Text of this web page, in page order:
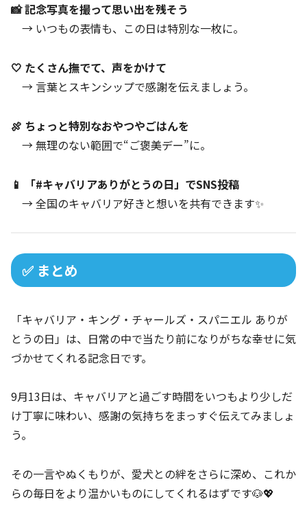
📸 記念写真を撮って思い出を残そう
→ いつもの表情も、この日は特別な一枚に。
🤍 たくさん撫でて、声をかけて
→ 言葉とスキンシップで感謝を伝えましょう。
🍖 ちょっと特別なおやつやごはんを
→ 無理のない範囲で“ご褒美デー”に。
📱 「#キャバリアありがとうの日」でSNS投稿
→ 全国のキャバリア好きと想いを共有できます✨
✅ まとめ
「キャバリア・キング・チャールズ・スパニエル ありが
とうの日」は、日常の中で当たり前になりがちな幸せに気
づかせてくれる記念日です。
9月13日は、キャバリアと過ごす時間をいつもより少しだ
け丁寧に味わい、感謝の気持ちをまっすぐ伝えてみましょ
う。
その一言やぬくもりが、愛犬との絆をさらに深め、これか
らの毎日をより温かいものにしてくれるはずです🐶💖